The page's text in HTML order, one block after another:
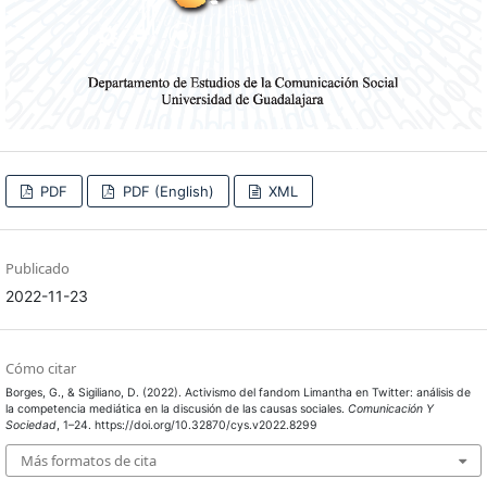
PDF PDF (English) XML
Publicado
2022-11-23
Cómo citar
Borges, G., & Sigiliano, D. (2022). Activismo del fandom Limantha en Twitter: análisis de
la competencia mediática en la discusión de las causas sociales. Comunicación Y
Sociedad, 1–24. https://doi.org/10.32870/cys.v2022.8299
Más formatos de cita